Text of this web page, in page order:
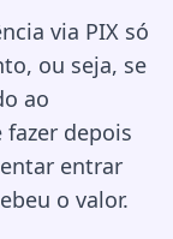
via PIX só
ou seja, se
ao
depois
entrar
o valor.